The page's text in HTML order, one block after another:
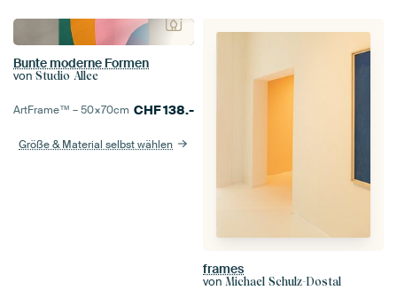
Bunte moderne Formen
von Studio Allee
ArtFrame™ –50×70cm CHF138.-
Größe & Material selbst wählen
frames
von Michael Schulz-Dostal